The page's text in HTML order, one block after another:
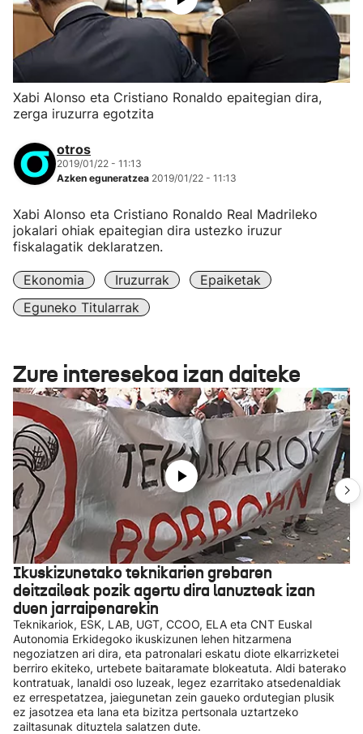
Xabi Alonso eta Cristiano Ronaldo epaitegian dira,
zerga iruzurra egotzita
otros
2019/01/22 - 11:13
Azken eguneratzea 2019/01/22 - 11:13
Xabi Alonso eta Cristiano Ronaldo Real Madrileko
jokalari ohiak epaitegian dira ustezko iruzur
fiskalagatik deklaratzen.
Ekonomia Iruzurrak
Epaiketak
Eguneko Titularrak
Zure interesekoa izan daiteke
Ikuskizunetako teknikarien grebaren
deitzaileak pozik agertu dira lanuzteak izan
duen jarraipenarekin
Teknikariok, ESK, LAB, UGT, CCOO, ELA eta CNT Euskal
Autonomia Erkidegoko ikuskizunen lehen hitzarmena
negoziatzen ari dira, eta patronalari eskatu diote elkarrizketei
berriro ekiteko, urtebete baitaramate blokeatuta. Aldi baterako
kontratuak, lanaldi oso luzeak, legez ezarritako atsedenaldiak
ez errespetatzea, jaiegunetan zein gaueko ordutegian plusik
ez jasotzea eta lana eta bizitza pertsonala uztartzeko
zailtasunak dituztela salatzen dute.